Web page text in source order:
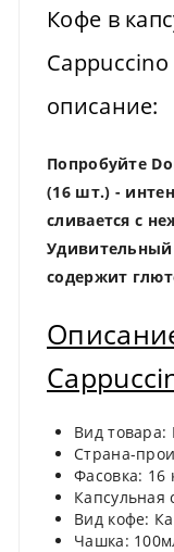
Кофе в
описание:
Попробуйте
(16 шт.) -
сливается с
содержит
Вид товара:
Страна-
Фасовка: 16
Капсульная
Вид кофе:
Чашка: